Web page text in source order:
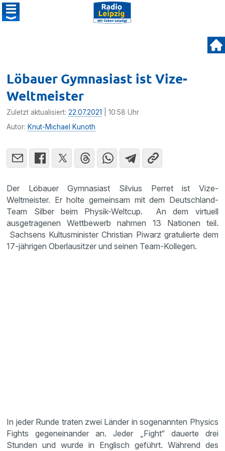
Löbauer Gymnasiast ist Vize-
Weltmeister
Zuletzt aktualisiert:22.07.2021
| 10:58 Uhr
Autor: Knut-Michael Kunoth
Der Löbauer Gymnasiast Silvius Perret ist Vize-
Weltmeister. Er holte gemeinsam mit dem Deutschland-
Team Silber beim Physik-Weltcup. An dem virtuell
ausgetragenen Wettbewerb nahmen 13 Nationen teil.
Sachsens Kultusminister Christian Piwarz gratulierte dem
17-jährigen Oberlausitzer und seinen Team-Kollegen.
In jeder Runde traten zwei Länder in sogenannten Physics
Fights gegeneinander an. Jeder „Fight“ dauerte drei
Stunden und wurde in Englisch geführt. Während des